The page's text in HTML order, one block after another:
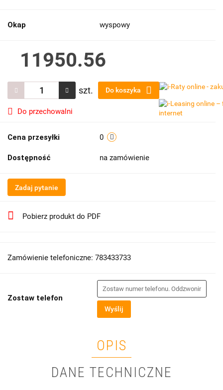
Okap wyspowy
11950.56
szt. Do koszyka
Do przechowalni
Cena przesyłki 0
Dostępność na zamówienie
Zadaj pytanie
Pobierz produkt do PDF
Zamówienie telefoniczne: 783433733
Zostaw telefon
Wyślij
OPIS
DANE TECHNICZNE